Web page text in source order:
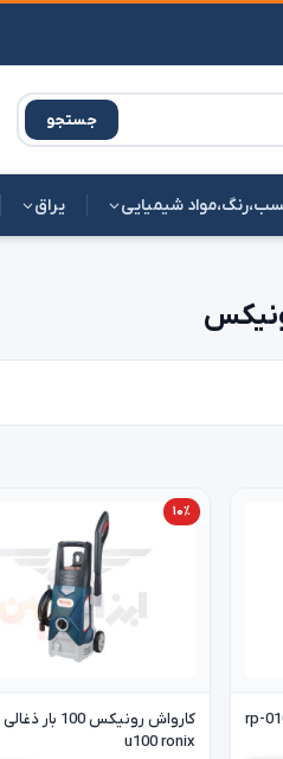
جستجو
شیمیایی یراق
۱۰٪
u100 ronix